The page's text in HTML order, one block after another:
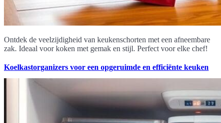
Ontdek de veelzijdigheid van keukenschorten met een afneembare
zak. Ideaal voor koken met gemak en stijl. Perfect voor elke chef!
Koelkastorganizers voor een opgeruimde en efficiënte keuken